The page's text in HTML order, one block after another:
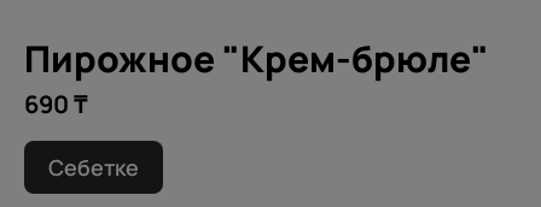
Пирожное "Крем-брюле"
690 ₸
Себетке